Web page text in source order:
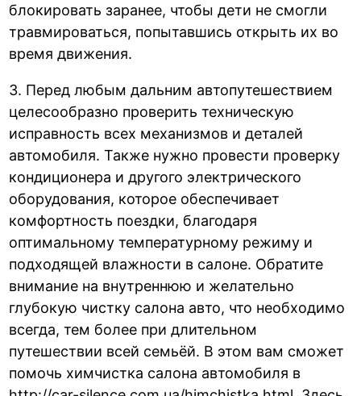
блокировать заранее, чтобы дети не смогли
травмироваться, попытавшись открыть их во
время движения.
3. Перед любым дальним автопутешествием
целесообразно проверить техническую
исправность всех механизмов и деталей
автомобиля. Также нужно провести проверку
кондиционера и другого электрического
оборудования, которое обеспечивает
комфортность поездки, благодаря
оптимальному температурному режиму и
подходящей влажности в салоне. Обратите
внимание на внутреннюю и желательно
глубокую чистку салона авто, что необходимо
всегда, тем более при длительном
путешествии всей семьёй. В этом вам сможет
помочь химчистка салона автомобиля в